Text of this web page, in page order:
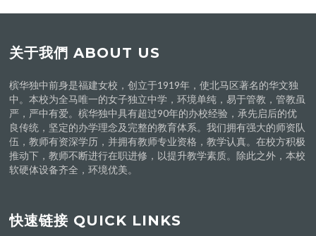
关于我們 ABOUT US
槟华独中前身是福建女校，创立于1919年，使北马区著名的华文独
中。本校为全马唯一的女子独立中学，环境单纯，易于管教，管教虽
严，严中有爱。槟华独中具有超过90年的办校经验，承先启后的优
良传统，坚定的办学理念及完整的教育体系。我们拥有强大的师资队
伍，教师有资深学历，并拥有教师专业资格，教学认真。在校方积极
推动下，教师不断进行在职进修，以提升教学素质。除此之外，本校
软硬体设备齐全，环境优美。
快速链接 QUICK LINKS